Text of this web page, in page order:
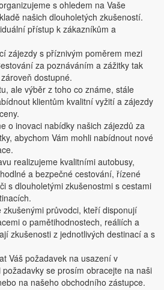
s ohledem na Vaše
našich dlouholetých zkušeností.
přístup k zákazníkům a
zájezdy s příznivým poměrem mezi
za poznáváním a zážitky tak
dostupné.
ale výběr z toho co známe, stále
klientům kvalitní vyžití a zájezdy
o inovaci nabídky našich zájezdů za
abychom Vám mohli nabídnout nové
realizujeme kvalitními autobusy,
a bezpečné cestování, řízené
s dlouholetými zkušenostmi s cestami
zkušenými průvodci, kteří disponují
o pamětihodnostech, reáliích a
zkušenosti z jednotlivých destinací a s
Váš požadavek na usazení v
požadavky se prosím obracejte na naši
na našeho obchodního zástupce.